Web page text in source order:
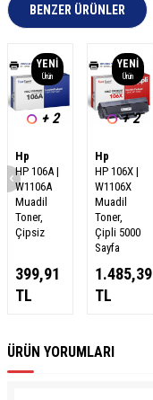
BENZER ÜRÜNLER
YENI
Ürün
+ 2
Hp
HP 106A |
W1106A
Muadil
Toner,
Çipsiz
399,91
TL
YENI
Ürün
+ 2
Hp
HP 106X |
W1106X
Muadil
Toner,
Çipli 5000
Sayfa
1.485,39
TL
ÜRÜN YORUMLARI